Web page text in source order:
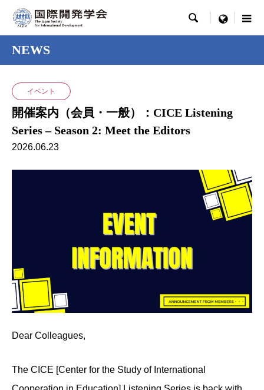
 menu
NEWS
イベント
開催案内（会員・一般）：CICE Listening
Series – Season 2: Meet the Editors
2026.06.23
Dear Colleagues,
The CICE [Center for the Study of International